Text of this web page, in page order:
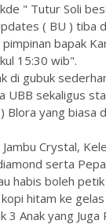
" Tutur Soli
( BU ) tiba
bapak
15:30 wib".
di gubuk
UBB sekaligus
Blora yang biasa
Jambu Crystal,
serta
habis boleh
hitam ke
3 Anak yang Juga